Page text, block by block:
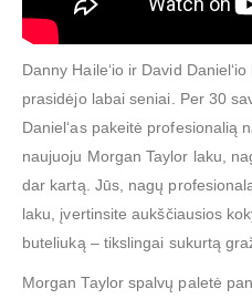
Danny Haile‘io ir David
prasidėjo labai seniai. Per 30
Daniel‘as pakeitė profesionalią
naujuoju Morgan Taylor laku,
dar kartą. Jūs, nagų
laku, įvertinsite aukščiausios
buteliuką – tikslingai sukurtą
Morgan Taylor spalvų paletė